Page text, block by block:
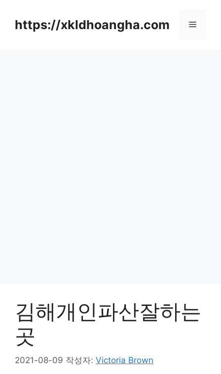
https://xkldhoangha.com 메
김해개인파산잘하는
곳
2021-08-09 작성자: Victoria Brown